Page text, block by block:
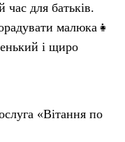
для батьків.
малюка👧
і щиро
«Вітання по